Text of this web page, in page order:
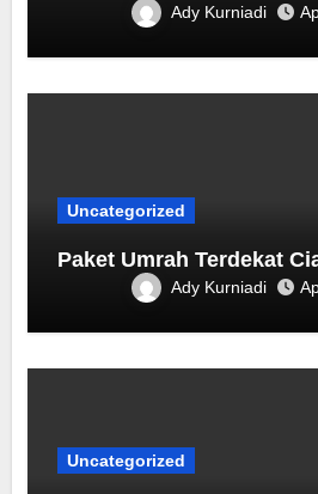
Ady Kurniadi
Uncategorized
Paket Umrah Terdekat
Ady Kurniadi
Uncategorized